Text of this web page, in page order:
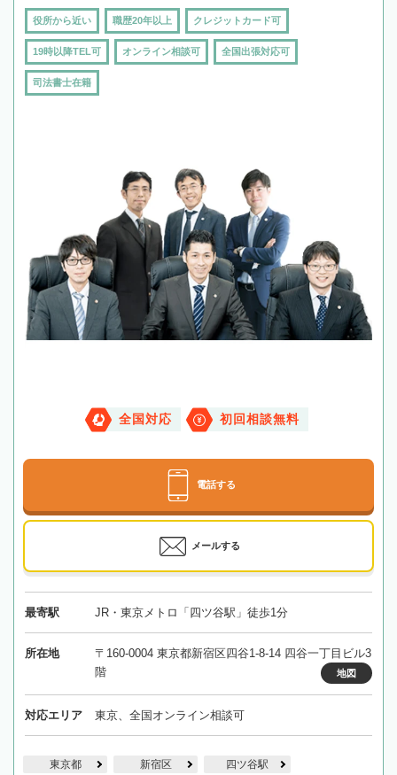
役所から近い 職歴20年以上 クレジットカード可
19時以降TEL可 オンライン相談可 全国出張対応可
司法書士在籍
全国対応 初回相談無料
電話する
メールする
最寄駅 JR・東京メトロ「四ツ谷駅」徒歩1分
所在地
〒160-0004 東京都新宿区四谷1-8-14 四谷一丁目ビル3
階
地図
対応エリア 東京、全国オンライン相談可
東京都 新宿区 四ツ谷駅